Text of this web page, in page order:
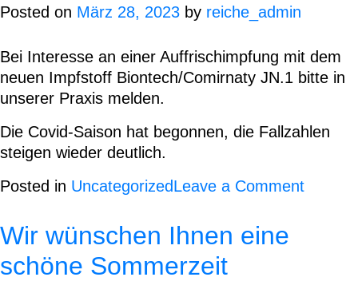
Posted on März 28, 2023 by reiche_admin
Bei Interesse an einer Auffrischimpfung mit dem
neuen Impfstoff Biontech/Comirnaty JN.1 bitte in
unserer Praxis melden.
Die Covid-Saison hat begonnen, die Fallzahlen
steigen wieder deutlich.
Posted in UncategorizedLeave a Commenton
Wir wünschen Ihnen eine
schöne Sommerzeit